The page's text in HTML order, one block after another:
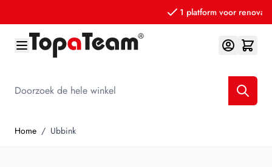
1 platform voor renovatieprofessionals
Ga naar de inhoud
Doorzoek de hele winkel
Home / Ubbink